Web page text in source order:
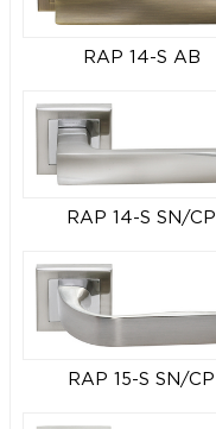
RAP 14-S AB
RAP 14-S SN/CP
RAP 15-S SN/CP